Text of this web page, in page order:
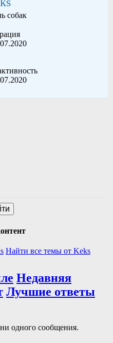
собак
Найти все темы от Keks
Недавняя
Лучшие ответы
одного сообщения.